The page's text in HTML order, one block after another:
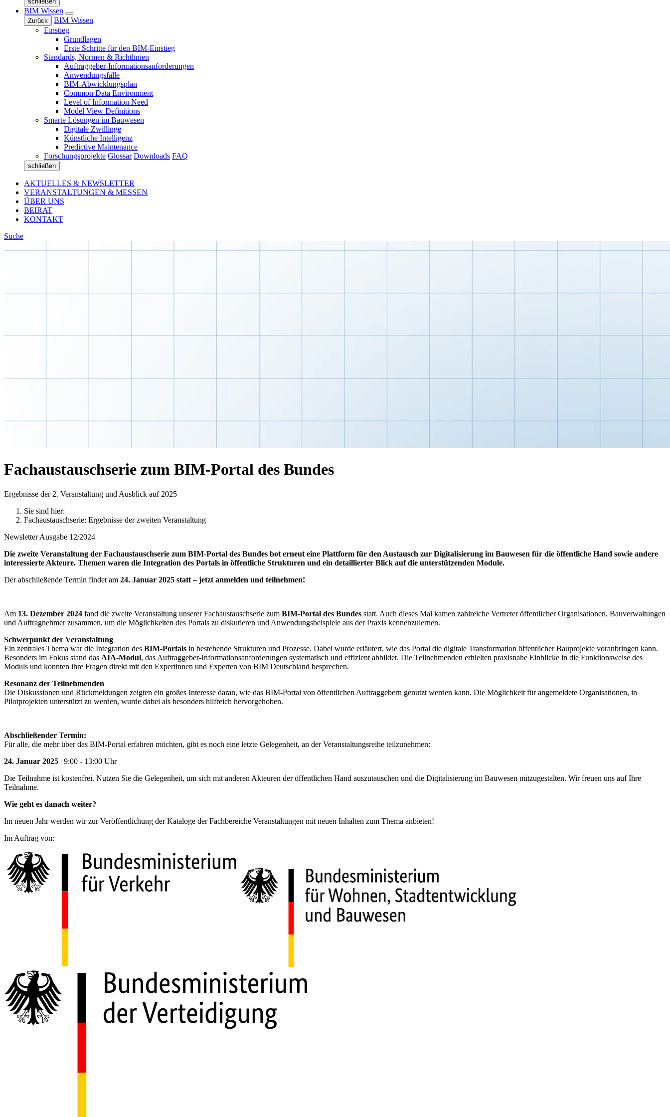
BIM Wissen
Zurück
BIM Wissen
Einstieg
Grundlagen
Erste Schritte für den BIM-Einstieg
Standards, Normen & Richtlinien
Auftraggeber-Informationsanforderungen
Anwendungsfälle
BIM-Abwicklungsplan
Common Data Environment
Level of Information Need
Model View Definitions
Smarte Lösungen im Bauwesen
Digitale Zwillinge
Künstliche Intelligenz
Predictive Maintenance
Forschungsprojekte Glossar Downloads FAQ
schließen
AKTUELLES & NEWSLETTER
VERANSTALTUNGEN & MESSEN
ÜBER UNS
BEIRAT
KONTAKT
Suche
Fachaustauschserie zum BIM-Portal des Bundes
Ergebnisse der 2. Veranstaltung und Ausblick auf 2025
Sie sind hier:
Fachaustauschserie: Ergebnisse der zweiten Veranstaltung
Newsletter Ausgabe 12/2024
Die zweite Veranstaltung der Fachaustauschserie zum BIM-Portal des Bundes bot erneut eine Plattform für den Austausch zur Digitalisierung im Bauwesen für die öffentliche Hand sowie andere
interessierte Akteure. Themen waren die Integration des Portals in öffentliche Strukturen und ein detaillierter Blick auf die unterstützenden Module.
Der abschließende Termin findet am 24. Januar 2025 statt – jetzt anmelden und teilnehmen!
Am 13. Dezember 2024 fand die zweite Veranstaltung unserer Fachaustauschserie zum BIM-Portal des Bundes statt. Auch dieses Mal kamen zahlreiche Vertreter öffentlicher Organisationen, Bauverwaltungen
und Auftragnehmer zusammen, um die Möglichkeiten des Portals zu diskutieren und Anwendungsbeispiele aus der Praxis kennenzulernen.
Schwerpunkt der Veranstaltung
Ein zentrales Thema war die Integration des BIM-Portals in bestehende Strukturen und Prozesse. Dabei wurde erläutert, wie das Portal die digitale Transformation öffentlicher Bauprojekte voranbringen kann.
Besonders im Fokus stand das AIA-Modul, das Auftraggeber-Informationsanforderungen systematisch und effizient abbildet. Die Teilnehmenden erhielten praxisnahe Einblicke in die Funktionsweise des
Moduls und konnten ihre Fragen direkt mit den Expertinnen und Experten von BIM Deutschland besprechen.
Resonanz der Teilnehmenden
Die Diskussionen und Rückmeldungen zeigten ein großes Interesse daran, wie das BIM-Portal von öffentlichen Auftraggebern genutzt werden kann. Die Möglichkeit für angemeldete Organisationen, in
Pilotprojekten unterstützt zu werden, wurde dabei als besonders hilfreich hervorgehoben.
Abschließender Termin:
Für alle, die mehr über das BIM-Portal erfahren möchten, gibt es noch eine letzte Gelegenheit, an der Veranstaltungsreihe teilzunehmen:
24. Januar 2025 | 9:00 - 13:00 Uhr
Die Teilnahme ist kostenfrei. Nutzen Sie die Gelegenheit, um sich mit anderen Akteuren der öffentlichen Hand auszutauschen und die Digitalisierung im Bauwesen mitzugestalten. Wir freuen uns auf Ihre
Teilnahme.
Wie geht es danach weiter?
Im neuen Jahr werden wir zur Veröffentlichung der Kataloge der Fachbereiche Veranstaltungen mit neuen Inhalten zum Thema anbieten!
Im Auftrag von: